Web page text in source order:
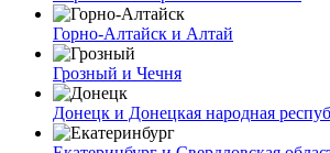
Горно-Алтайск и Алтай
Грозный и Чечня
Донецк и Донецкая народная